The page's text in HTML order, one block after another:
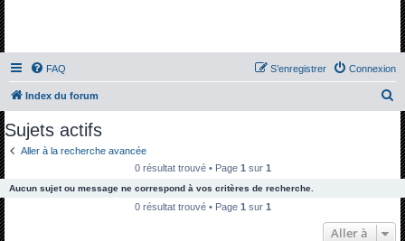
FAQ Connexion
S’enregistrer
Index du forum
c
Sujets actifs
Aller à la recherche avancée
0 résultat trouvé • Page 1 sur 1
Aucun sujet ou message ne correspond à vos critères de recherche.
0 résultat trouvé • Page 1 sur 1
Aller à